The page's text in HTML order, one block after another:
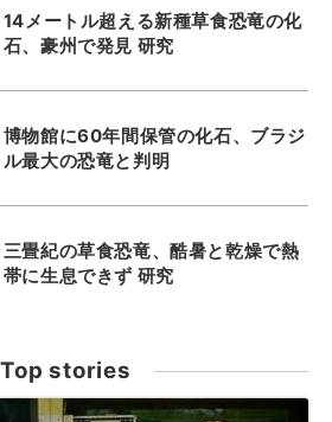
14メートル超える新種草食恐竜の化
石、豪州で発見 研究
博物館に60年間保管の化石、ブラジ
ル最大の恐竜と判明
三畳紀の草食恐竜、酷暑と乾燥で熱
帯に生息できず 研究
Top stories